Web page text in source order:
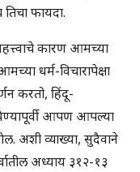
फायदा.
कारण आमच्या
धर्म-विचारापेक्षा
करतो, हिंदू-
येण्यापूर्वी आपण आपल्या
अशी व्याख्या, सुदैवाने
अध्याय ३१२-१३